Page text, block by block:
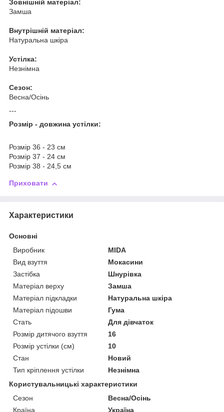
Зовнішній матеріал:
Замша
Внутрішній матеріал:
Натуральна шкіра
Устілка:
Незнімна
Сезон:
Весна/Осінь
---
Розмір - довжина устілки:
Розмір 36 - 23 см
Розмір 37 - 24 см
Розмір 38 - 24,5 см
Приховати
Характеристики
Основні
Виробник
MIDA
Вид взуття
Мокасини
Застібка
Шнурівка
Матеріал верху
Замша
Матеріал підкладки
Натуральна шкіра
Матеріал підошви
Гума
Стать
Для дівчаток
Розмір дитячого взуття
16
Розмір устілки (см)
10
Стан
Новий
Тип кріплення устілки
Незнімна
Користувальницькі характеристики
Сезон
Весна/Осінь
Країна
Україна